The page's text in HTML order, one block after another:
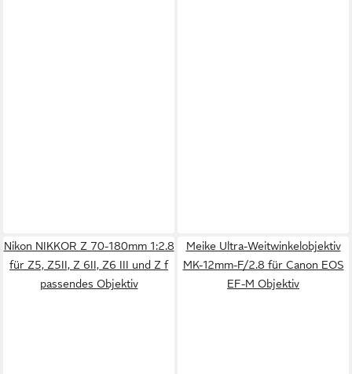
Nikon NIKKOR Z 70-180mm 1:2.8
für Z5, Z5II, Z 6II, Z6 III und Z f
passendes Objektiv
Meike Ultra-Weitwinkelobjektiv
MK-12mm-F/2.8 für Canon EOS
EF-M Objektiv